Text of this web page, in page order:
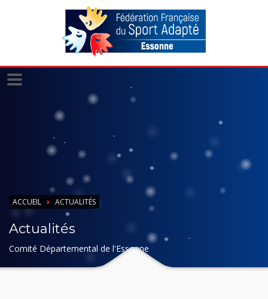
ACCUEIL ACTUALITÉS
Actualités
Comité Départemental de l'Essonne
Panneau de gestion des cookies